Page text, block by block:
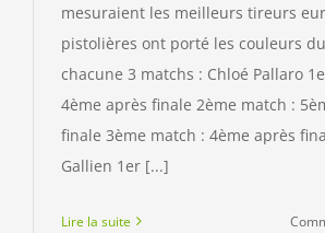
mesuraient les meilleurs tireurs
pistolières ont porté les couleurs
chacune 3 matchs : Chloé Pallaro
4ème après finale 2ème match :
finale 3ème match : 4ème après
Gallien 1er [...]
Lire la suite